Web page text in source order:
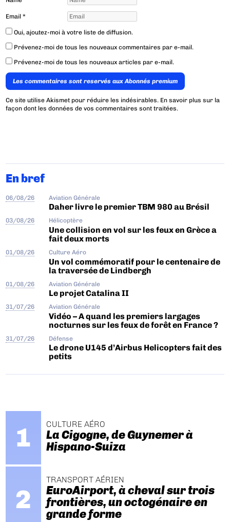
Email*
Oui, ajoutez-moi à votre liste de diffusion.
Prévenez-moi de tous les nouveaux commentaires par e-mail.
Prévenez-moi de tous les nouveaux articles par e-mail.
Les commentaires sont reservés aux Abonnés premium
Ce site utilise Akismet pour réduire les indésirables. En savoir plus sur la
façon dont les données de vos commentaires sont traitées.
En bref
06/08/26 Aviation Générale
Daher livre le premier TBM 980 au Brésil
03/08/26 Hélicoptère
Une collision en vol sur les feux en Grèce a
fait deux morts
01/08/26 Culture Aéro
Un vol commémoratif pour le centenaire de
la traversée de Lindbergh
01/08/26 Aviation Générale
Le projet Catalina II
31/07/26 Aviation Générale
Vidéo – A quand les premiers largages
nocturnes sur les feux de forêt en France ?
31/07/26 Défense
Le drone U145 d’Airbus Helicopters fait des
petits
CULTURE AÉRO
La Cigogne, de Guynemer à
Hispano-Suiza
TRANSPORT AÉRIEN
EuroAirport, à cheval sur trois
frontières, un octogénaire en
grande forme